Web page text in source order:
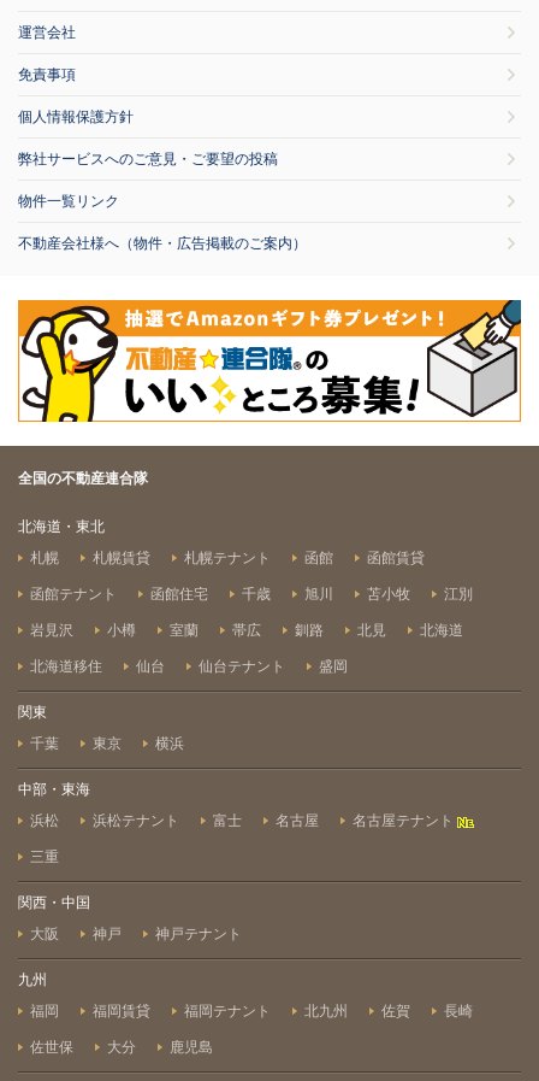
運営会社
免責事項
個人情報保護方針
弊社サービスへのご意見・ご要望の投稿
物件一覧リンク
不動産会社様へ（物件・広告掲載のご案内）
全国の不動産連合隊
北海道・東北
札幌
札幌賃貸 札幌テナント 函館 函館賃貸
函館テナント 函館住宅 千歳 旭川 苫小牧 江別
岩見沢 小樽 室蘭 帯広 釧路 北見 北海道
北海道移住 仙台 仙台テナント 盛岡
関東
千葉
東京 横浜
中部・東海
浜松
浜松テナント 富士 名古屋 名古屋テナント
三重
関西・中国
大阪
神戸 神戸テナント
九州
福岡
福岡賃貸 福岡テナント 北九州 佐賀 長崎
佐世保 大分 鹿児島